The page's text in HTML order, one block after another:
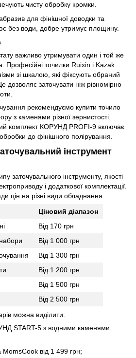
чисту обробку кромки.
для фінішної доводки та
без води, добре утримує площину.
важливо утримувати один і той же
Професійні точилки Ruixin і Kazak
зі шкалою, які фіксують обраний
дозволяє заточувати ніж рівномірно
рекомендуємо купити точило
з каменями різної зернистості.
комплект КОРУНД PROFI-9 включає
до фінішного полірування.
інструмент
заточувального інструменту, якості
і додаткової комплектації.
цін на різні види обладнання.
Ціновий діапазон
Від 170 грн
Від 1 000 грн
Від 1 300 грн
Від 1 200 грн
Від 1 500 грн
Від 2 500 грн
можна виділити:
START-5 з водними каменями
MomsCook від 1 499 грн;